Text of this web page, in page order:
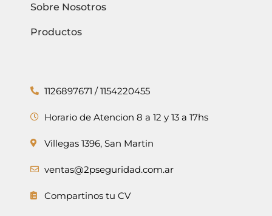
Sobre Nosotros
Productos
1126897671 / 1154220455
Horario de Atencion 8 a 12 y 13 a 17hs
Villegas 1396, San Martin
ventas@2pseguridad.com.ar
Compartinos tu CV